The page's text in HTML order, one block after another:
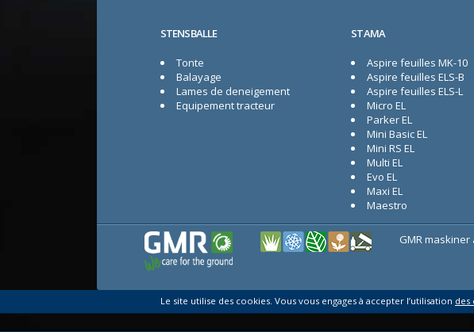
STENSBALLE
Tonte
Balayage
Lames de deneigement
Equipement tracteur
STAMA
Aspire feuilles MK-10
Aspire feuilles ELS-B
Aspire feuilles ELS-L
Micro EL
Parker EL
Mini Basic EL
Mini RS EL
Multi EL
Evo EL
Maxi EL
Maestro
GMR maskiner
Le site utilise des cookies. Vous vous engages à accepter l’utilisation des